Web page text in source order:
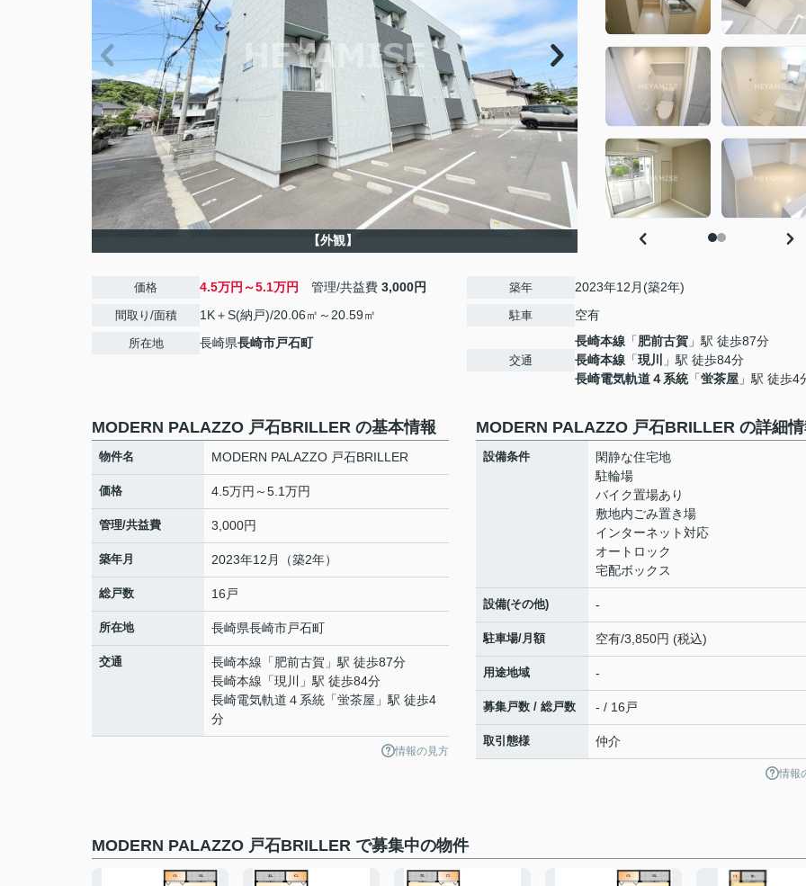
【外観】
価格 4.5万円～5.1万円 管理/共益費 3,000円
間取り/面積 1K＋S(納戸)/20.06㎡～20.59㎡
所在地 長崎県長崎市戸石町
築年 2023年12月(築2年)
駐車 空有
交通
長崎本線 「肥前古賀 」駅 徒歩87分
長崎本線 「現川
」駅 徒歩84分
長崎電気軌道４系統「蛍茶屋 」駅 徒歩4
MODERN PALAZZO 戸石BRILLER の基本情報
物件名 MODERN PALAZZO 戸石BRILLER
価格 4.5万円～5.1万円
管理/共益費 3,000円
築年月 2023年12月（築2年）
総戸数 16戸
所在地 長崎県長崎市戸石町
交通 長崎本線 「 肥前古賀 」駅 徒歩87分
長崎本線 「現川
」駅 徒歩84分
長崎電気軌道４系統 「蛍茶屋 」駅 徒歩4
分
情報の見方
MODERN PALAZZO 戸石BRILLER の詳細
設備条件
閑静な住宅地
駐輪場
バイク置場あり
敷地内ごみ置き場
インターネット対応
オートロック
宅配ボックス
設備(その他) -
駐車場/月額 空有/3,850円 (税込)
用途地域 -
募集戸数 / 総戸数 - / 16戸
取引態様 仲介
情報
MODERN PALAZZO 戸石BRILLER で募集中の物件